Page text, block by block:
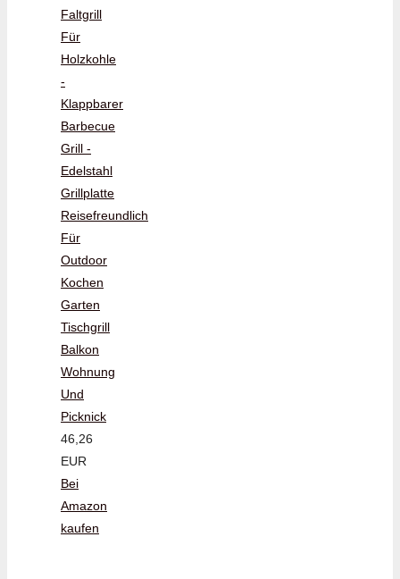
Faltgrill
Für
Holzkohle
-
Klappbarer
Barbecue
Grill -
Edelstahl
Grillplatte
Reisefreundlich
Für
Outdoor
Kochen
Garten
Tischgrill
Balkon
Wohnung
Und
Picknick
46,26
EUR
Bei
Amazon
kaufen